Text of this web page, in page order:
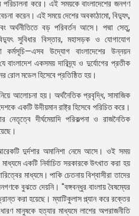
করে। এই সময়কে বাংলাদেশের জনগণ
করেন। এই সময়ে দেশের অবকাঠামো, বিদ্যুৎ,
অর্থনীতিতে বড় পরিবর্তন আসে। পদ্মা সেতু,
সুবিধার বিস্তার, মহাসড়ক ও যোগাযোগ
কর্মসূচি—এসব উদ্যোগ বাংলাদেশের উন্নয়ন
বাংলাদেশ একসময় দারিদ্র্য ও দুর্যোগের প্রতীক
রোল মডেল হিসেবে প্রতিষ্ঠিত হয়।
আলোচনা হয়। অর্থনৈতিক প্রবৃদ্ধি, সামাজিক
একটি উদীয়মান রাষ্ট্র হিসেবে পরিচিত করে।
নেতৃত্বে দীর্ঘমেয়াদি পরিকল্পনা ও রাজনৈতিক
দুর্দশার অমানিশা নেমে আসে। ওই সময়
একটি নির্বাচিত সরকারকে উৎখাত করা হয়
মাধ্যমে। পাকি চেতনায় বিশ্বাসীরা তাদের
বুঝতে দেয়নি। "বঙ্গবন্ধুর বাংলায় বৈষম্যের
করা হয়েছে। ম্যাটিকুলাস প্ল্যান করে রক্তের
মানুষকে হত্যার মাধ্যমে লাশের অপরাজনীতি